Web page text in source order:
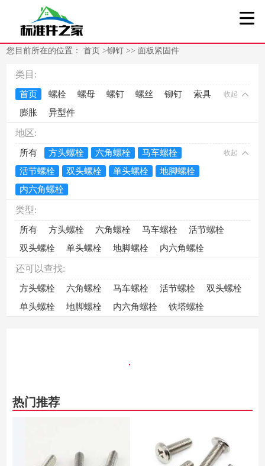
您目前所在的位置：首页>铆钉 >> 面板紧固件
类目:
首页 螺栓 螺母 螺钉 螺丝 铆钉
索具
膨胀
异型件
收起
地区:
所有 方头螺栓 六角螺栓
马车螺栓
活节螺栓
双头螺栓 单头螺栓
地脚螺栓
内六角螺栓
收起
类型:
所有 方头螺栓 六角螺栓 马车螺栓
活节螺栓
双头螺栓
单头螺栓 地脚螺栓 内六角螺栓
还可以查找:
方头螺栓 六角螺栓 马车螺栓 活节螺栓
双头螺栓
单头螺栓
地脚螺栓 内六角螺栓 铁塔螺栓
热门推荐